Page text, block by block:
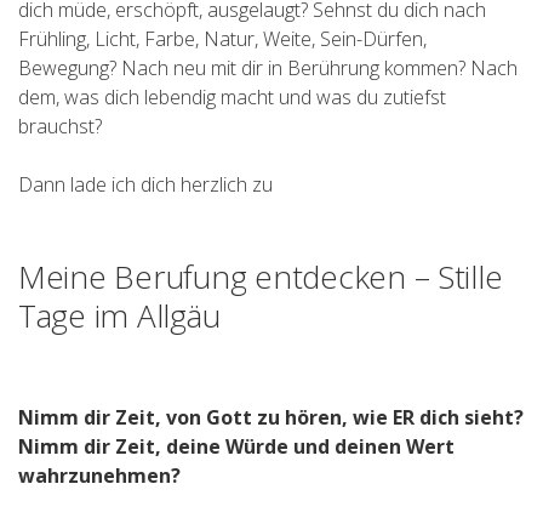
dich müde, erschöpft, ausgelaugt? Sehnst du dich nach
Frühling, Licht, Farbe, Natur, Weite, Sein-Dürfen,
Bewegung? Nach neu mit dir in Berührung kommen? Nach
dem, was dich lebendig macht und was du zutiefst
brauchst?
Dann lade ich dich herzlich zu
Meine Berufung entdecken – Stille
Tage im Allgäu
Nimm dir Zeit, von Gott zu hören, wie ER dich sieht?
Nimm dir Zeit, deine Würde und deinen Wert
wahrzunehmen?